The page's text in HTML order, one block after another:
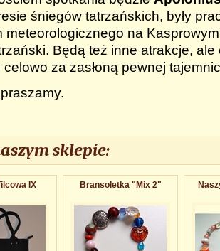
śniegów tatrzańskich, były
meteorologicznego na
Będą też inne atrakcje,
za zasłoną pewnej
sklepie:
IX Bransoletka "Mix 2"